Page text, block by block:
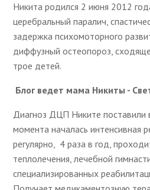
Никита родился 2 июня 2012
церебральный паралич,
задержка психомоторного
диффузный остеопороз,
трое детей.
Блог ведет мама Никиты -
Диагноз ДЦП Никите поставили
момента началась интенсивная
регулярно, 4 раза в год,
теплолечения, лечебной
специализированных